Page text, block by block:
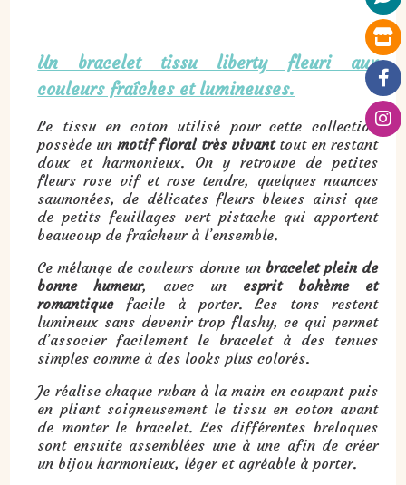
Un bracelet tissu liberty fleuri aux
couleurs fraîches et lumineuses.
Le tissu en coton utilisé pour cette collection
possède unmotif floral très vivanttout en restant
doux et harmonieux. On y retrouve de petites
fleurs rose vif et rose tendre, quelques nuances
saumonées, de délicates fleurs bleues ainsi que
de petits feuillages vert pistache qui apportent
beaucoup de fraîcheur à l’ensemble.
Ce mélange de couleurs donne un bracelet plein de
bonne humeur, avec un esprit bohème et
romantiquefacile à porter. Les tons restent
lumineux sans devenir trop flashy, ce qui permet
d’associer facilement le bracelet à des tenues
simples comme à des looks plus colorés.
Je réalise chaque ruban à la main en coupant puis
en pliant soigneusement le tissu en coton avant
de monter le bracelet. Les différentes breloques
sont ensuite assemblées une à une afin de créer
un bijou harmonieux, léger et agréable à porter.